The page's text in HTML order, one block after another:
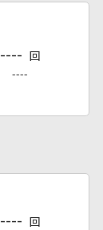
---- 回
----
---- 回